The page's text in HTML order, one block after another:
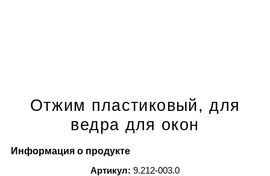
Отжим пластиковый, для
ведра для окон
Информация о продукте
Артикул: 9.212-003.0